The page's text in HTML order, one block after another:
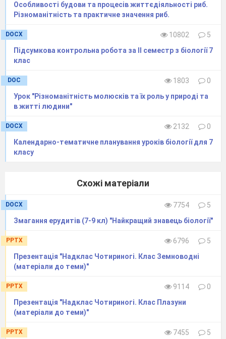
Тварин
Особливості будови та процесів життєдіяльності риб.
Різноманітність та практичне значення риб.
DOCX 10802
5
Підсумкова контрольна робота за ІІ семестр з біології 7
клас
DOC 1803
0
Урок "Різноманітність молюсків та їх роль у природі та
в житті людини"
DOCX 2132
0
Календарно-тематичне планування уроків біології для 7
класу
Схожі матеріали
DOCX 7754
5
Змагання ерудитів (7-9 кл) "Найкращий знавець біології"
PPTX 6796
5
Презентація "Надклас Чотириногі. Клас Земноводні
(матеріали до теми)"
PPTX 9114
0
Презентація "Надклас Чотириногі. Клас Плазуни
(матеріали до теми)"
PPTX 7455
5